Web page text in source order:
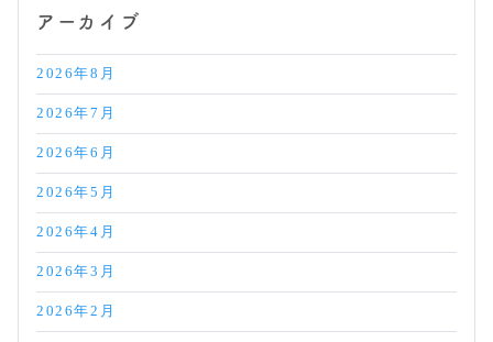
アーカイブ
2026年8月
2026年7月
2026年6月
2026年5月
2026年4月
2026年3月
2026年2月